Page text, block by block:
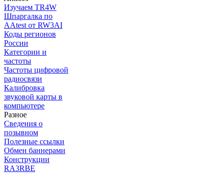
Изучаем TR4W
Шпаргалка по
AAtest от RW3AI
Коды регионов
России
Категории и
частоты
Частоты цифровой
радиосвязи
Калибровка
звуковой карты в
компьютере
Разное
Сведения о
позывном
Полезные ссылки
Обмен баннерами
Конструкции
RA3RBE